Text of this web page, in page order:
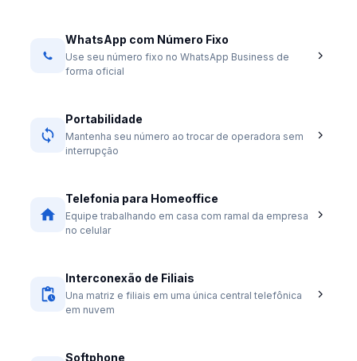
WhatsApp com Número Fixo
Use seu número fixo no WhatsApp Business de
forma oficial
Portabilidade
Mantenha seu número ao trocar de operadora sem
interrupção
Telefonia para Homeoffice
Equipe trabalhando em casa com ramal da empresa
no celular
Interconexão de Filiais
Una matriz e filiais em uma única central telefônica
em nuvem
Softphone